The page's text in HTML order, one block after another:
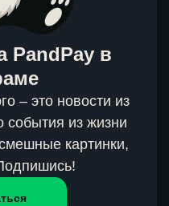
PandPay в
– это новости из
события из жизни
картинки,